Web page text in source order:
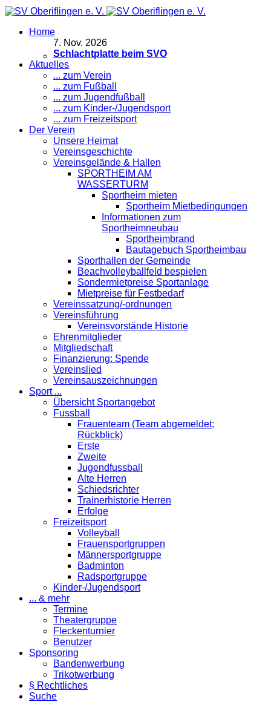
Home
7. Nov. 2026
Schlachtplatte beim SVO
Aktuelles
... zum Verein
... zum Fußball
... zum Jugendfußball
... zum Kinder-/Jugendsport
... zum Freizeitsport
Der Verein
Unsere Heimat
Vereinsgeschichte
Vereinsgelände & Hallen
SPORTHEIM AM
WASSERTURM
Sportheim mieten
Sportheim Mietbedingungen
Informationen zum
Sportheimneubau
Sportheimbrand
Bautagebuch Sportheimbau
Sporthallen der Gemeinde
Beachvolleyballfeld bespielen
Sondermietpreise Sportanlage
Mietpreise für Festbedarf
Vereinssatzung/-ordnungen
Vereinsführung
Vereinsvorstände Historie
Ehrenmitglieder
Mitgliedschaft
Finanzierung: Spende
Vereinslied
Vereinsauszeichnungen
Sport ...
Übersicht Sportangebot
Fussball
Frauenteam (Team abgemeldet;
Rückblick)
Erste
Zweite
Jugendfussball
Alte Herren
Schiedsrichter
Trainerhistorie Herren
Erfolge
Freizeitsport
Volleyball
Frauensportgruppen
Männersportgruppe
Badminton
Radsportgruppe
Kinder-/Jugendsport
... & mehr
Termine
Theatergruppe
Fleckenturnier
Benutzer
Sponsoring
Bandenwerbung
Trikotwerbung
§ Rechtliches
Suche